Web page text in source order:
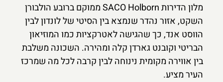
מלון הדירות SACO Holborn ממוקם ברובע הולבורן
השקט, אזור נהדר שנמצא בין הסיטי של לונדון לבין
הווסט אנד, כך שהגישה לאטרקציות כמו המוזיאון
הבריטי וקובנט גארדן קלה ומהירה. השכונה משלבת
בין אווירה מקומית נינוחה לבין קרבה לכל מה שמרכז
העיר מציע.